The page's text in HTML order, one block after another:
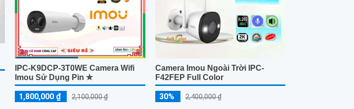
IPC-K9DCP-3T0WE Camera Wifi
Imou Sử Dụng Pin ✮
1,800,000 ₫ 2,100,000 ₫
Camera Imou Ngoài Trời IPC-
F42FEP Full Color
30% 2,400,000 ₫